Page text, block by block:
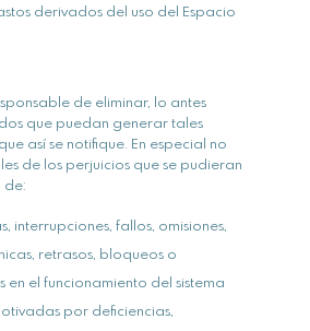
derivados del uso del Espacio
de eliminar, lo antes
que puedan generar tales
así se notifique. En especial no
de los perjuicios que se pudieran
de:
interrupciones, fallos, omisiones,
retrasos, bloqueos o
en el funcionamiento del sistema
por deficiencias,